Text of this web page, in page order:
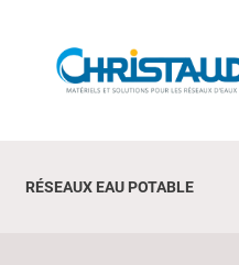
RÉSEAUX EAU POTABLE